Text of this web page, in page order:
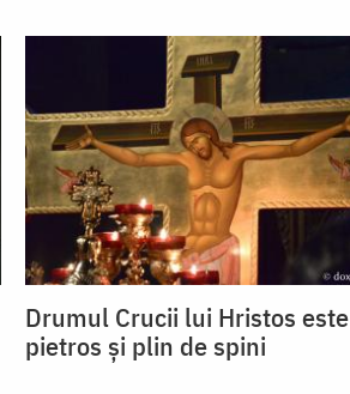
Drumul Crucii lui Hristos este
pietros şi plin de spini